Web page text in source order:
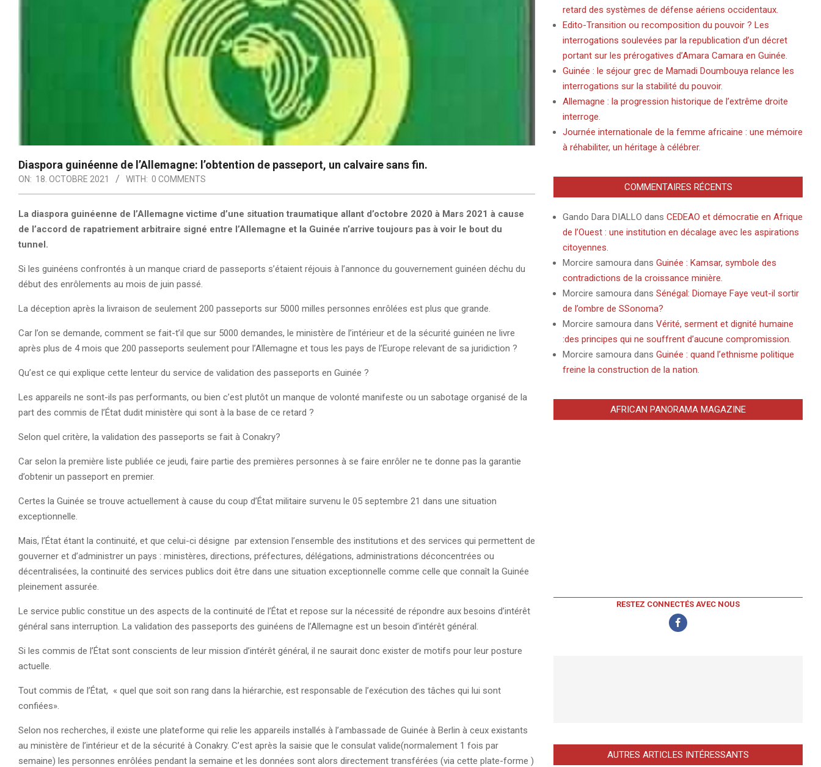
Diaspora guinéenne de l’Allemagne: l’obtention de passeport, un calvaire sans fin.
ON: 18. OCTOBRE 2021 WITH: 0 COMMENTS
La diaspora guinéenne de l’Allemagne victime d’une situation traumatique allant d’octobre 2020 à Mars 2021 à cause
de l’accord de rapatriement arbitraire signé entre l’Allemagne et la Guinée n’arrive toujours pas à voir le bout du
tunnel.
Si les guinéens confrontés à un manque criard de passeports s’étaient réjouis à l’annonce du gouvernement guinéen déchu du
début des enrôlements au mois de juin passé.
La déception après la livraison de seulement 200 passeports sur 5000 milles personnes enrôlées est plus que grande.
Car l’on se demande, comment se fait-t’il que sur 5000 demandes, le ministère de l’intérieur et de la sécurité guinéen ne livre
après plus de 4 mois que 200 passeports seulement pour l’Allemagne et tous les pays de l’Europe relevant de sa juridiction ?
Qu’est ce qui explique cette lenteur du service de validation des passeports en Guinée ?
Les appareils ne sont-ils pas performants, ou bien c’est plutôt un manque de volonté manifeste ou un sabotage organisé de la
part des commis de l’État dudit ministère qui sont à la base de ce retard ?
Selon quel critère, la validation des passeports se fait à Conakry?
Car selon la première liste publiée ce jeudi, faire partie des premières personnes à se faire enrôler ne te donne pas la garantie
d’obtenir un passeport en premier.
Certes la Guinée se trouve actuellement à cause du coup d’État militaire survenu le 05 septembre 21 dans une situation
exceptionnelle.
Mais, l’État étant la continuité, et que celui-ci désigne par extension l’ensemble des institutions et des services qui permettent de
gouverner et d’administrer un pays : ministères, directions, préfectures, délégations, administrations déconcentrées ou
décentralisées, la continuité des services publics doit être dans une situation exceptionnelle comme celle que connaît la Guinée
pleinement assurée.
Le service public constitue un des aspects de la continuité de l’État et repose sur la nécessité de répondre aux besoins d’intérêt
général sans interruption. La validation des passeports des guinéens de l’Allemagne est un besoin d’intérêt général.
Si les commis de l’État sont conscients de leur mission d’intérêt général, il ne saurait donc exister de motifs pour leur posture
actuelle.
Tout commis de l’État, « quel que soit son rang dans la hiérarchie, est responsable de l’exécution des tâches qui lui sont
confiées».
Selon nos recherches, il existe une plateforme qui relie les appareils installés à l’ambassade de Guinée à Berlin à ceux existants
au ministère de l’intérieur et de la sécurité à Conakry. C’est après la saisie que le consulat valide(normalement 1 fois par
semaine) les personnes enrôlées pendant la semaine et les données sont alors directement transférées (via cette plate-forme )
retard des systèmes de défense aériens occidentaux.
Edito-Transition ou recomposition du pouvoir ? Les
interrogations soulevées par la republication d’un décret
portant sur les prérogatives d’Amara Camara en Guinée.
Guinée : le séjour grec de Mamadi Doumbouya relance les
interrogations sur la stabilité du pouvoir.
Allemagne : la progression historique de l’extrême droite
interroge.
Journée internationale de la femme africaine : une mémoire
à réhabiliter, un héritage à célébrer.
COMMENTAIRES RÉCENTS
Gando Dara DIALLO dans CEDEAO et démocratie en Afrique
de l’Ouest : une institution en décalage avec les aspirations
citoyennes.
Morcire samoura dans Guinée : Kamsar, symbole des
contradictions de la croissance minière.
Morcire samoura dans Sénégal: Diomaye Faye veut-il sortir
de l’ombre de SSonoma?
Morcire samoura dans Vérité, serment et dignité humaine
:des principes qui ne souffrent d’aucune compromission.
Morcire samoura dans Guinée : quand l’ethnisme politique
freine la construction de la nation.
AFRICAN PANORAMA MAGAZINE
RESTEZ CONNECTÉS AVEC NOUS
AUTRES ARTICLES INTÉRESSANTS